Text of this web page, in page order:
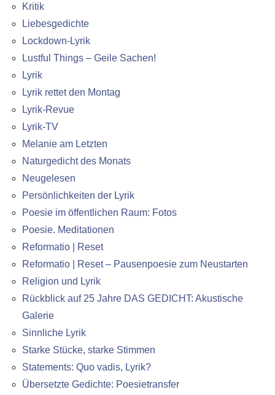
Kritik
Liebesgedichte
Lockdown-Lyrik
Lustful Things – Geile Sachen!
Lyrik
Lyrik rettet den Montag
Lyrik-Revue
Lyrik-TV
Melanie am Letzten
Naturgedicht des Monats
Neugelesen
Persönlichkeiten der Lyrik
Poesie im öffentlichen Raum: Fotos
Poesie. Meditationen
Reformatio | Reset
Reformatio | Reset – Pausenpoesie zum Neustarten
Religion und Lyrik
Rückblick auf 25 Jahre DAS GEDICHT: Akustische
Galerie
Sinnliche Lyrik
Starke Stücke, starke Stimmen
Statements: Quo vadis, Lyrik?
Übersetzte Gedichte: Poesietransfer